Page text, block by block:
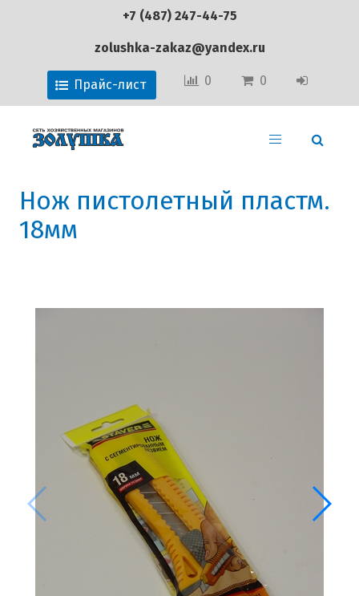
+7 (487) 247-44-75
zolushka-zakaz@yandex.ru
Прайс-лист 0 0
Нож пистолетный пластм.
18мм